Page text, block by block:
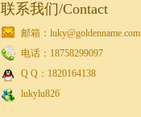
联系我们/Contact
邮箱：luky@goldenname.com
电话：18758299097
Q Q：1820164138
lukylu826